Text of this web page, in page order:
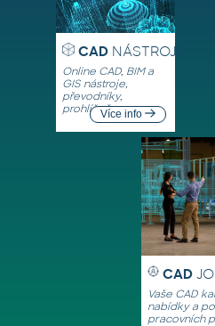
CADNÁSTROJE
Online CAD, BIM a
GIS nástroje,
převodníky,
prohlížečeVíce info
CAD
Vaše CAD
nabídky a
pracovních